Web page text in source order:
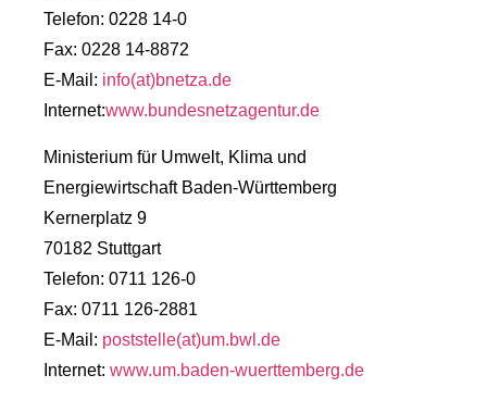
Telefon: 0228 14-0
Fax: 0228 14-8872
E-Mail: info(at)bnetza.de
Internet:www.bundesnetzagentur.de
Ministerium für Umwelt, Klima und
Energiewirtschaft Baden-Württemberg
Kernerplatz 9
70182 Stuttgart
Telefon: 0711 126-0
Fax: 0711 126-2881
E-Mail: poststelle(at)um.bwl.de
Internet: www.um.baden-wuerttemberg.de